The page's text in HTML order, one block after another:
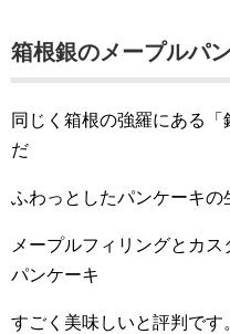
箱根銀のメープルパ
同じく箱根の強羅にある
だ
ふわっとしたパンケーキの
メープルフィリングとカ
パンケーキ
すごく美味しいと評判です